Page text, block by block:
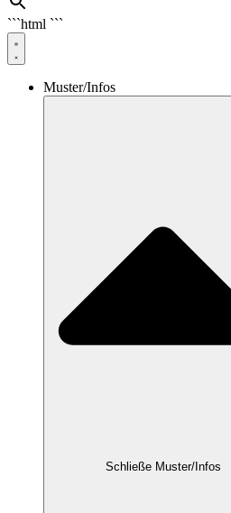
```html ```
Muster/Infos
Schließe Muster/Infos